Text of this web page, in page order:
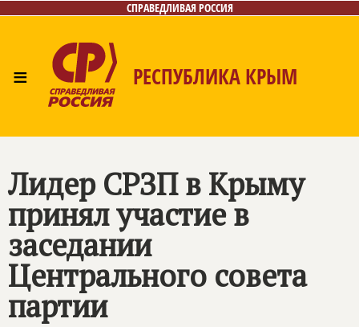
СПРАВЕДЛИВАЯ РОССИЯ
≡ РЕСПУБЛИКА КРЫМ
Контакты
Лидер СРЗП в Крыму
принял участие в
заседании
Центрального совета
партии